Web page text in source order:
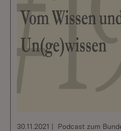
30.11.2021 Podcast zum